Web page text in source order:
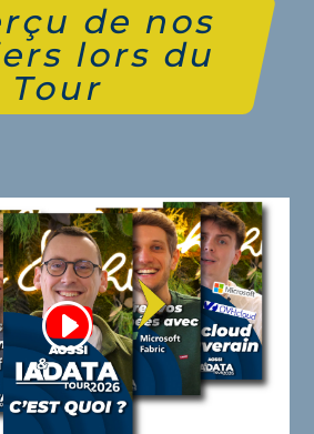
de nos
lors du
Tour